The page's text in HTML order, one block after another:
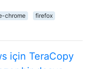
chrome
firefox
için TeraCopy